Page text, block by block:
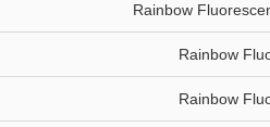
Rainbow
Rainbow
Rainbow